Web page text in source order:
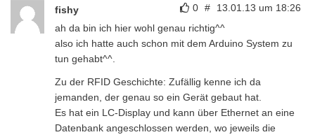
0 # 13.01.13 um 18:26
fishy
ah da bin ich hier wohl genau richtig^^
also ich hatte auch schon mit dem Arduino System zu
tun gehabt^^.
Zu der RFID Geschichte: Zufällig kenne ich da
jemanden, der genau so ein Gerät gebaut hat.
Es hat ein LC-Display und kann über Ethernet an eine
Datenbank angeschlossen werden, wo jeweils die